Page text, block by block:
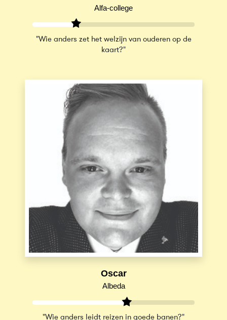
Alfa-college
"Wie anders zet het welzijn van ouderen op de
kaart?"
Oscar
Albeda
"Wie anders leidt reizen in goede banen?"